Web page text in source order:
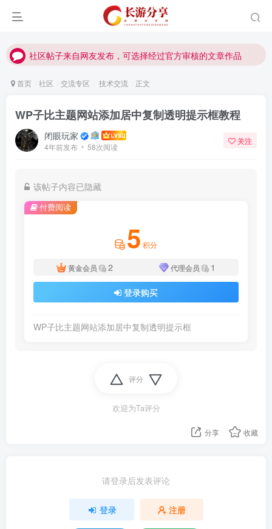
社区帖子来自网友发布，可选择经过官方审核的文章作品
社区帖子来自网友发布，可选择经过官方审核的文章作品
首页 社区 交流专区 技术交流 正文
WP子比主题网站添加居中复制透明提示框教程
闭眼玩家
4年前发布 58次阅读
关注
该帖子内容已隐藏
付费阅读
5 积分
黄金会员 2 代理会员 1
登录购买
WP子比主题网站添加居中复制透明提示框
评分
欢迎为Ta评分
分享 收藏
请登录后发表评论
登录 注册